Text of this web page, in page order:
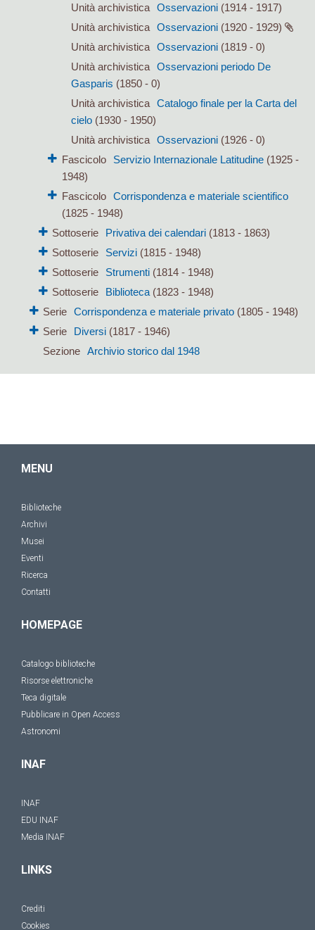
Unità archivistica Osservazioni(1914 - 1917)
Unità archivistica Osservazioni(1920 - 1929)
Unità archivistica Osservazioni(1819 - 0)
Unità archivistica Osservazioni periodo De
Gasparis (1850 - 0)
Unità archivistica Catalogo finale per la Carta del
cielo(1930 - 1950)
Unità archivistica Osservazioni(1926 - 0)
Fascicolo
Servizio Internazionale Latitudine(1925 -
1948)
Fascicolo
Corrispondenza e materiale scientifico
(1825 - 1948)
Sottoserie
Privativa dei calendari (1813 - 1863)
Sottoserie
Servizi (1815 - 1948)
Sottoserie
Strumenti (1814 - 1948)
Sottoserie
Biblioteca (1823 - 1948)
Serie Corrispondenza e materiale privato(1805 - 1948)
Serie
Diversi(1817 - 1946)
Sezione Archivio storico dal 1948
MENU
Biblioteche
Archivi
Musei
Eventi
Ricerca
Contatti
HOMEPAGE
Catalogo biblioteche
Risorse elettroniche
Teca digitale
Pubblicare in Open Access
Astronomi
INAF
INAF
EDU INAF
Media INAF
LINKS
Crediti
Cookies